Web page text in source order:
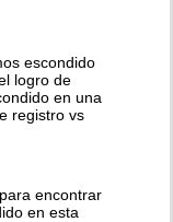
escondido
logro de
en una
registro vs
encontrar
en esta